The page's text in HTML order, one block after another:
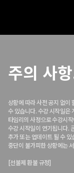
주의 사
상황에 따라 사전 공지 없이
수 있습니다. 수강 시작일은
타임리의 사정으로 수강시
수강 시작일이 연기됩니다.
추가 또는 업데이트 될 수
중단이 불가피한 상황에는
[선불제 환불 규정]